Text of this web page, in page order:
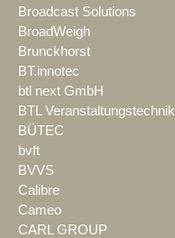
Broadcast Solutions
BroadWeigh
Brunckhorst
BT.innotec
btl next GmbH
BTL Veranstaltungstechnik
BÜTEC
bvft
BVVS
Calibre
Cameo
CARL GROUP